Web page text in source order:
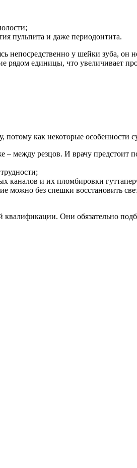
пульпита и даже периодонтита.
непосредственно у шейки зуба, он
рядом единицы, что увеличивает
как некоторые особенности
– между резцов. И врачу предстоит
каналов и их пломбировки
можно без спешки восстановить
Они обязательно